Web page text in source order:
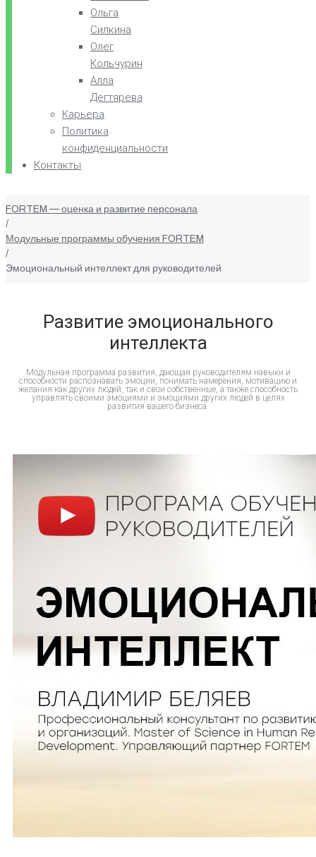
Ольга
Силкина
Олег
Кольчурин
Алла
Дегтярева
Карьера
Политика
конфиденциальности
Контакты
FORTEM — оценка и развитие персонала
/
Модульные программы обучения FORTEM
/
Эмоциональный интеллект для руководителей
Развитие эмоционального
интеллекта
Модульная программа развития, дающая руководителям навыки и
способности распознавать эмоции, понимать намерения, мотивацию и
желания как других людей, так и свои собственные, а также способность
управлять своими эмоциями и эмоциями других людей в целях
развития вашего бизнеса.